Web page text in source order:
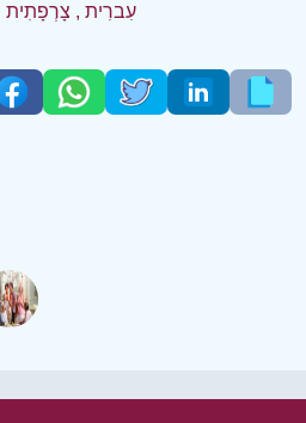
עִברִית , צָרְפָתִית